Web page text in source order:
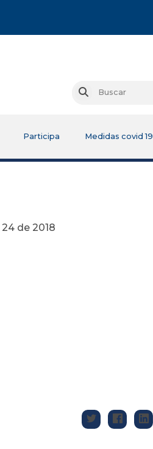
Buscar
Participa Medidas covid 19